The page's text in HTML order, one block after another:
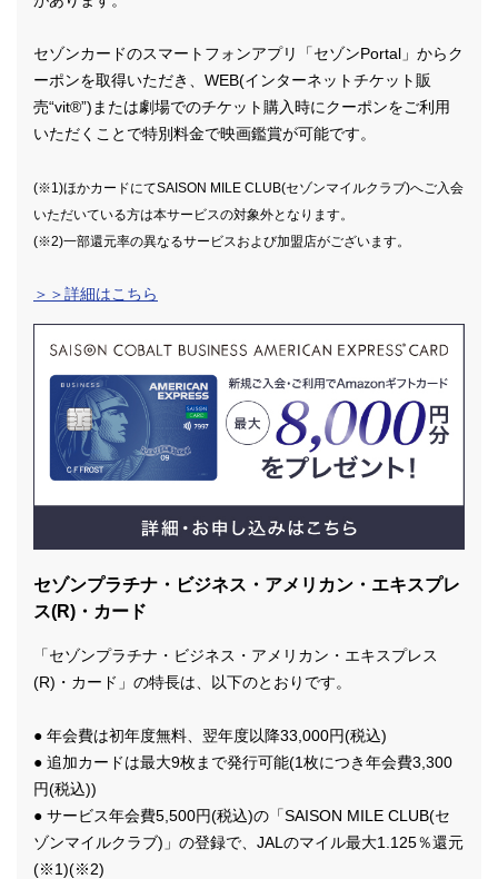
セゾンカードのスマートフォンアプリ「セゾンPortal」からク
ーポンを取得いただき、WEB(インターネットチケット販
売“vit®”)または劇場でのチケット購入時にクーポンをご利用
いただくことで特別料金で映画鑑賞が可能です。
(※1)ほかカードにてSAISON MILE CLUB(セゾンマイルクラブ)へご入会
いただいている方は本サービスの対象外となります。
(※2)一部還元率の異なるサービスおよび加盟店がございます。
＞＞詳細はこちら
セゾンプラチナ・ビジネス・アメリカン・エキスプレ
ス(R)・カード
「セゾンプラチナ・ビジネス・アメリカン・エキスプレス
(R)・カード」の特長は、以下のとおりです。
● 年会費は初年度無料、翌年度以降33,000円(税込)
● 追加カードは最大9枚まで発行可能(1枚につき年会費3,300
円(税込))
● サービス年会費5,500円(税込)の「SAISON MILE CLUB(セ
ゾンマイルクラブ)」の登録で、JALのマイル最大1.125％還元
(※1)(※2)